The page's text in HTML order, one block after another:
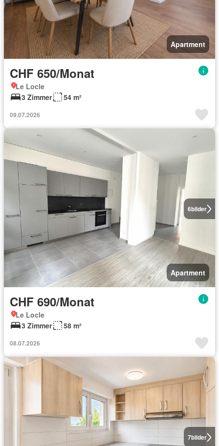
Apartment
CHF 650/Monat
Le Locle
3 Zimmer
54 m²
09.07.2026
6bilder
Apartment
CHF 690/Monat
Le Locle
3 Zimmer
58 m²
08.07.2026
7bilder